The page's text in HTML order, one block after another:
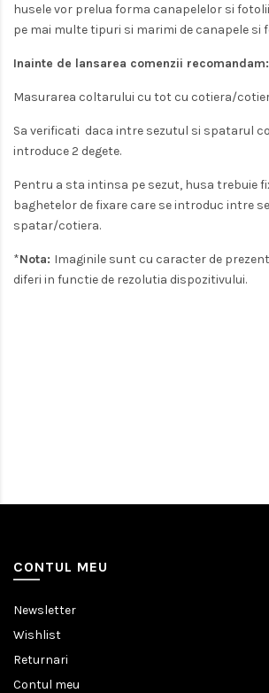
husele vor prelua forma canapelelor si
pe mai multe tipuri si marimi de canapele si
Inainte de lansarea comenzii recomandam:
Masurarea coltarului cu tot cu cotiera/
Sa verificati daca intre sezutul si spatarul
introduce 2 degete.
Pentru a sta intinsa pe sezut, husa trebuie
baghetelor de fixare care se introduc intre
spatar/cotiera.
*Nota: Imaginile sunt cu caracter de
diferi in functie de rezolutia dispozitivului.
CONTUL MEU
Newsletter
Wishlist
Returnari
Contul meu